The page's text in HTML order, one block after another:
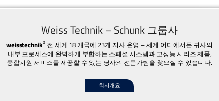
Weiss Technik – Schunk 그룹사
weisstechnik® 전 세계 18 개국에 23개 지사 운영 – 세계 어디에서든 귀사의
내부 프로세스에 완벽하게 부합하는 스페셜 시스템과 고성능 시리즈 제품,
종합지원 서비스를 제공할 수 있는 당사의 전문가팀을 찾으실 수 있습니다.
회사개요